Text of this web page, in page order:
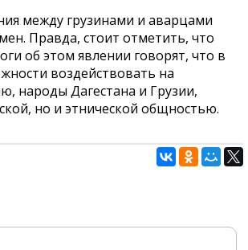
между грузинами и аварцами
Правда, стоит отметить, что
об этом явлении говорят, что в
воздействовать на
народы Дагестана и Грузии,
но и этнической общностью.